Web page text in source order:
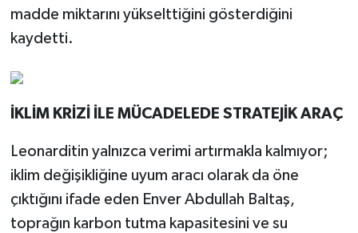
madde miktarını yükselttiğini gösterdiğini
kaydetti.
İKLİM KRİZİ İLE MÜCADELEDE STRATEJİK ARAÇ
Leonarditin yalnızca verimi artırmakla kalmıyor;
iklim değişikliğine uyum aracı olarak da öne
çıktığını ifade eden Enver Abdullah Baltaş,
toprağın karbon tutma kapasitesini ve su